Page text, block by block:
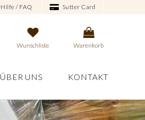
Hilfe / FAQ Sutter Card
Wunschliste Warenkorb
ÜBER UNS KONTAKT